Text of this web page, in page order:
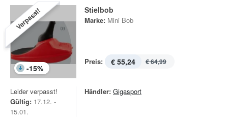
Verpasst!
-15%
Stielbob
Marke: Mini Bob
Preis: € 55,24 € 64,99
Leider verpasst!
Gültig: 17.12. -
15.01.
Händler: Gigasport